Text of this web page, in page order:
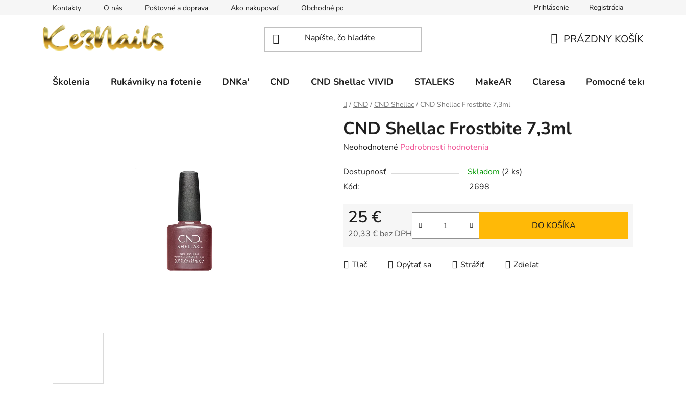
Kontakty O nás Poštovné a doprava Ako nakupovať Obchodné podmienky Formulár na odstúpenie od zmluvy
Prihlásenie Registrácia
KOŠÍK
PRÁZDNY KOŠÍK
Školenia Rukávniky na fotenie DNKa' CND CND Shellac VIVID STALEKS MakeAR Claresa Pomocné tekutiny
Domov
/ CND / CND Shellac / CND Shellac Frostbite 7,3ml
CND Shellac Frostbite 7,3ml
Priemerné
produktu
je
Neohodnotené Podrobnosti hodnotenia
Dostupnosť Skladom (2 ks)
Kód:
2698
25 €
20,33 € bez DPH
DO KOŠÍKA
Tlač Opýtať sa Strážiť Zdieľať